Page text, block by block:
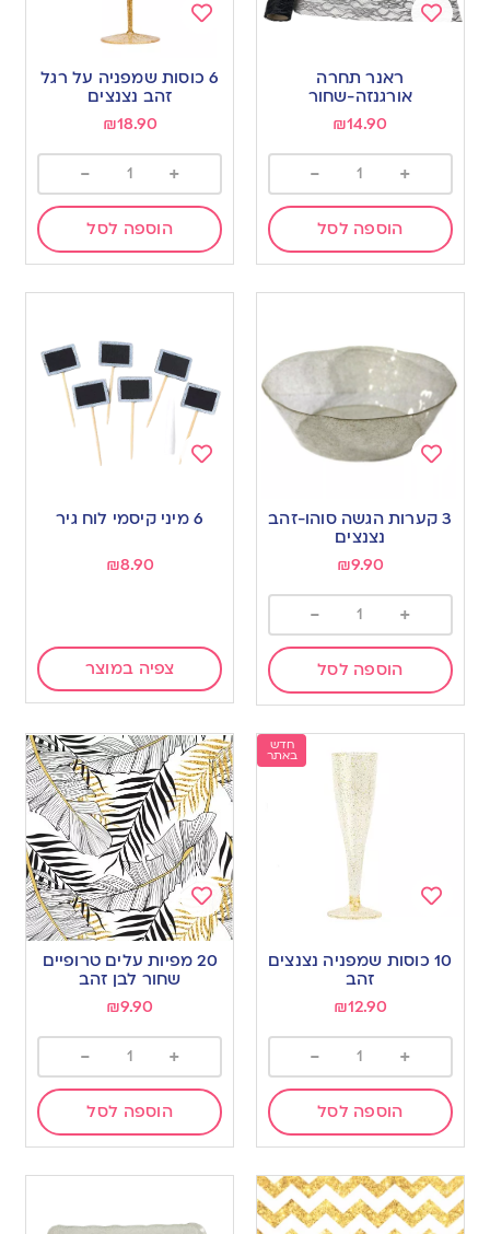
wishlist
ראנר תחרה
אורגנזה-שחור
₪14.90
+
-
הוספה לסל
to
wishlist
6 כוסות שמפניה על רגל
זהב נצנצים
₪18.90
+
-
הוספה לסל
to
wishlist
3 קערות הגשה סוהו-זהב
נצנצים
₪9.90
+
-
הוספה לסל
6 מיני קיסמי לוח גיר
₪8.90
צפיה במוצר
חדש
באתר
to10 כוסות שמפניה נצנצים
זהב
₪12.90
+
-
הוספה לסל
Add
to
wishlist
20 מפיות עלים טרופיים
שחור לבן זהב
₪9.90
+
-
הוספה לסל